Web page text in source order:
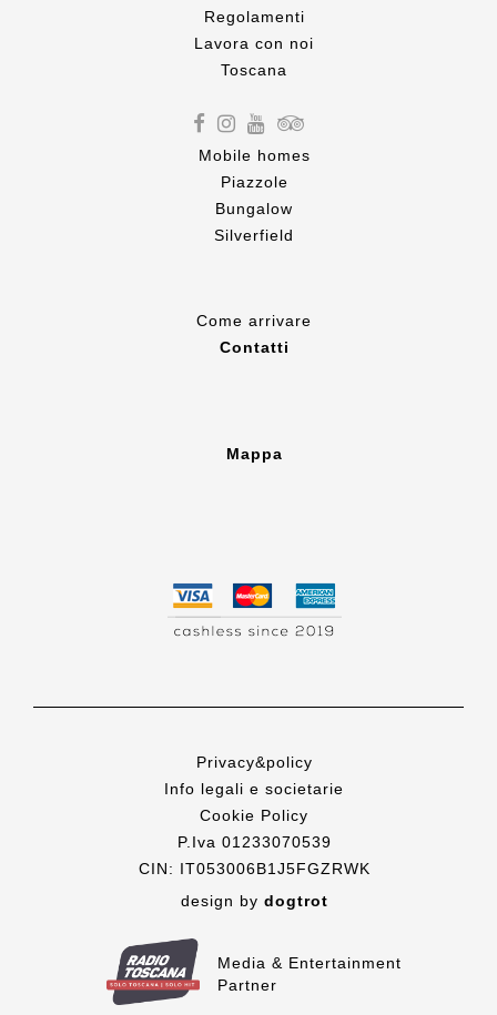
Regolamenti
Lavora con noi
Toscana
Mobile homes
Piazzole
Bungalow
Silverfield
Come arrivare
Contatti
Mappa
Privacy&policy
Info legali e societarie
Cookie Policy
P.Iva 01233070539
CIN: IT053006B1J5FGZRWK
design by dogtrot
Media & Entertainment
Partner